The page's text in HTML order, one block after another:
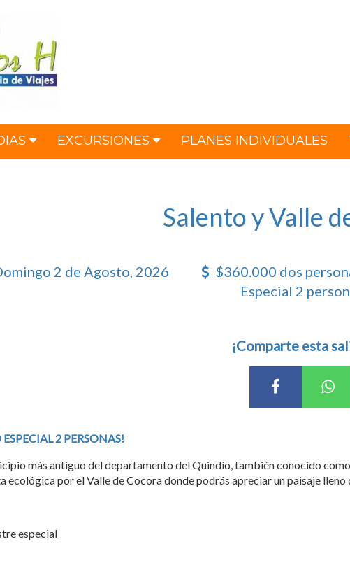
EXCURSIONES PLANES INDIVIDUALES
Salento y Valle
2 de Agosto, 2026
$360.000 dos
Especial 2
¡Comparte esta
2 PERSONAS!
más antiguo del departamento del Quindío, también conocido
ecológica por el Valle de Cocora donde podrás apreciar un paisaje lleno
especial